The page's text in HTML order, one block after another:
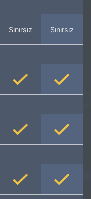
Sınırsız Sınırsız